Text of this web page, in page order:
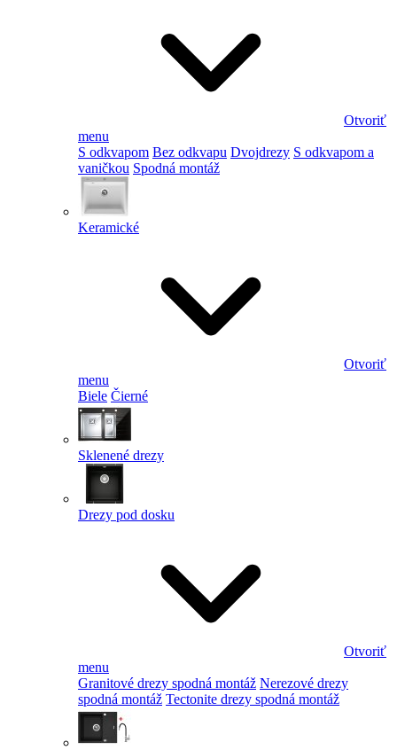
Otvoriť
menu
S odkvapom Bez odkvapu Dvojdrezy S odkvapom a
vaničkou Spodná montáž
Keramické
Otvoriť
menu
Biele Čierné
Sklenené drezy
Drezy pod dosku
Otvoriť
menu
Granitové drezy spodná montáž Nerezové drezy
spodná montáž Tectonite drezy spodná montáž